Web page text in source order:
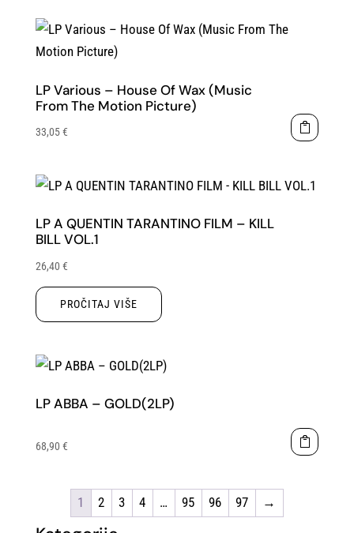
LP Various – House Of Wax (Music
From The Motion Picture)
33,05€
LP A QUENTIN TARANTINO FILM – KILL
BILL VOL.1
26,40 €
PROČITAJ VIŠE
LP ABBA – GOLD(2LP)
68,90 €
1 2 3 4 … 95 96 97 →